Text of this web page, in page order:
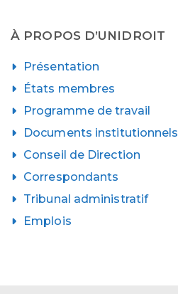
À PROPOS D’UNIDROIT
Présentation
États membres
Programme de travail
Documents institutionnels
Conseil de Direction
Correspondants
Tribunal administratif
Emplois